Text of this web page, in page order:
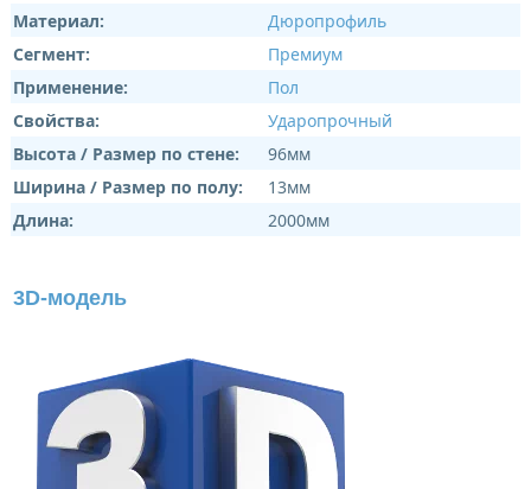
Материал:
Дюропрофиль
Сегмент:
Премиум
Применение:
Пол
Свойства:
Ударопрочный
Высота / Размер по стене:
96мм
Ширина / Размер по полу:
13мм
Длина:
2000мм
3D-модель